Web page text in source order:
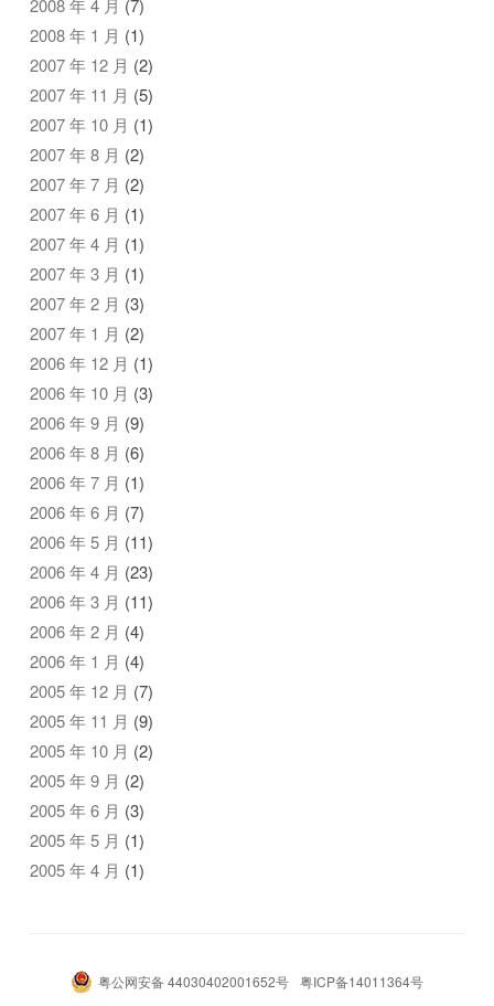
2008 年 4 月 (7)
2008 年 1 月 (1)
2007 年 12 月 (2)
2007 年 11 月 (5)
2007 年 10 月 (1)
2007 年 8 月 (2)
2007 年 7 月 (2)
2007 年 6 月 (1)
2007 年 4 月 (1)
2007 年 3 月 (1)
2007 年 2 月 (3)
2007 年 1 月 (2)
2006 年 12 月 (1)
2006 年 10 月 (3)
2006 年 9 月 (9)
2006 年 8 月 (6)
2006 年 7 月 (1)
2006 年 6 月 (7)
2006 年 5 月 (11)
2006 年 4 月 (23)
2006 年 3 月 (11)
2006 年 2 月 (4)
2006 年 1 月 (4)
2005 年 12 月 (7)
2005 年 11 月 (9)
2005 年 10 月 (2)
2005 年 9 月 (2)
2005 年 6 月 (3)
2005 年 5 月 (1)
2005 年 4 月 (1)
粤公网安备 44030402001652号 粤ICP备14011364号